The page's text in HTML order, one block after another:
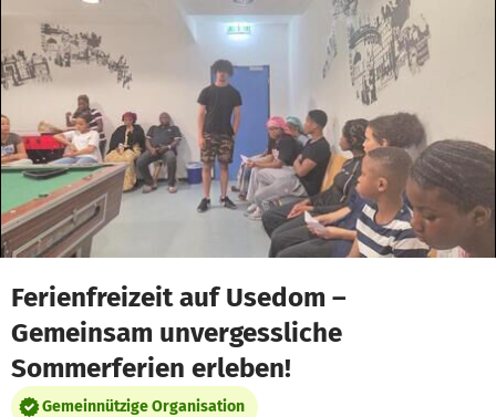
Zum Hauptinhalt springen
Erklärung zur Barrierefreiheit anzeigen
Ferienfreizeit auf Usedom –
Gemeinsam unvergessliche
Sommerferien erleben!
Gemeinnützige Organisation